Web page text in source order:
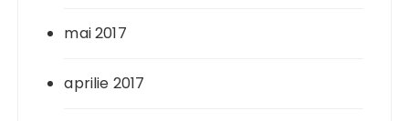
mai 2017
aprilie 2017